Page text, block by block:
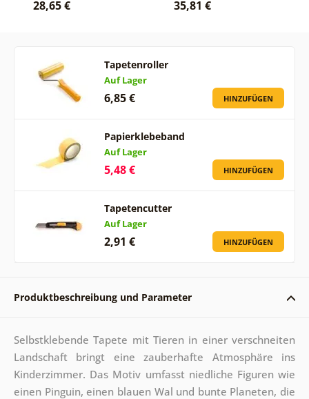
28,65 € 35,81 €
Tapetenroller
Auf Lager
6,85 € HINZUFÜGEN
Papierklebeband
Auf Lager
5,48 € HINZUFÜGEN
Tapetencutter
Auf Lager
2,91 € HINZUFÜGEN
Produktbeschreibung und Parameter
Selbstklebende Tapete mit Tieren in einer verschneiten
Landschaft bringt eine zauberhafte Atmosphäre ins
Kinderzimmer. Das Motiv umfasst niedliche Figuren wie
einen Pinguin, einen blauen Wal und bunte Planeten, die